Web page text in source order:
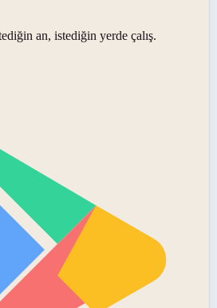
an, istediğin yerde çalış.